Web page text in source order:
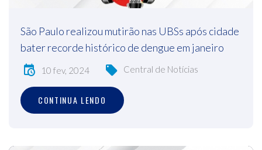
São Paulo realizou mutirão nas UBSs após cidade
bater recorde histórico de dengue em janeiro
10 fev, 2024 Central de Notícias
CONTINUA LENDO